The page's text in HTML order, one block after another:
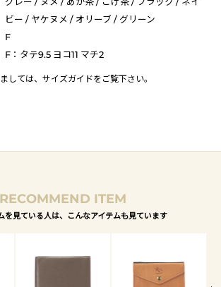
ビー / ヤケヌメ / オリーブ / グリーン
F
F：タテ9.5 ヨコ11 マチ2
しては、 サイズガイドをご覧下さい。
RECOMMEND ITEM
を見ている人は、こんなアイテムも見ています